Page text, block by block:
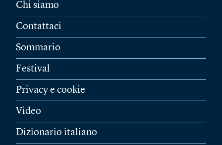
Chi siamo
Contattaci
Sommario
Festival
Privacy e cookie
Video
Dizionario italiano